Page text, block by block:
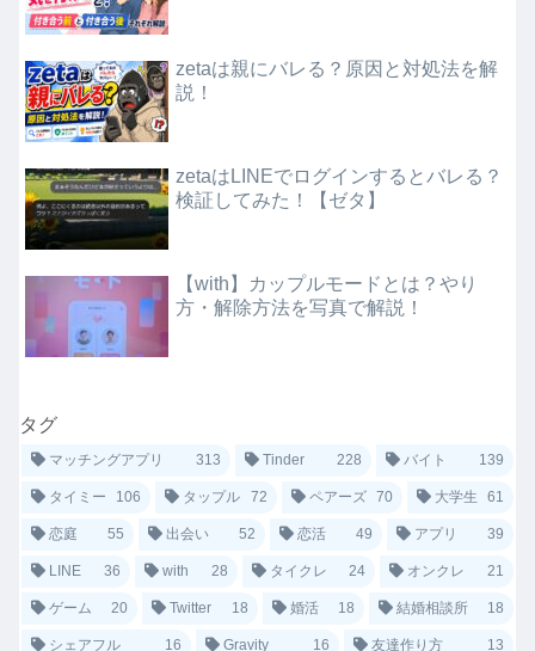
zetaは親にバレる？原因と対処法を解
説！
zetaはLINEでログインするとバレる？
検証してみた！【ゼタ】
【with】カップルモードとは？やり
方・解除方法を写真で解説！
タグ
マッチングアプリ 313 Tinder 228 バイト 139
タイミー 106 タップル 72 ペアーズ 70 大学生 61
恋庭 55 出会い 52 恋活 49 アプリ 39
LINE 36 with 28 タイクレ 24 オンクレ 21
ゲーム 20 Twitter 18 婚活 18 結婚相談所 18
シェアフル 16 Gravity 16 友達作り方 13